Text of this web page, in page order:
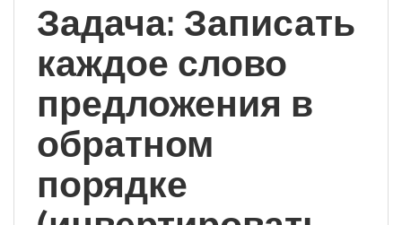
Задача: Записать
каждое слово
предложения в
обратном
порядке